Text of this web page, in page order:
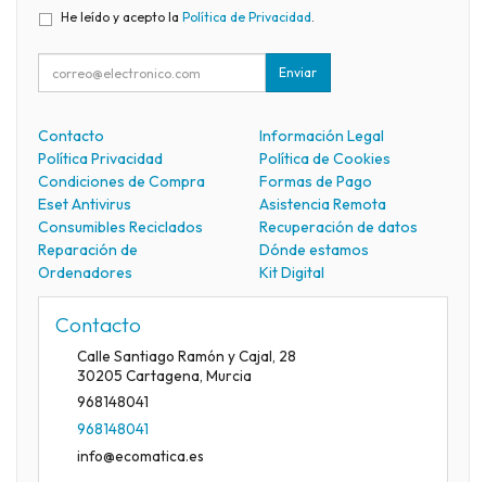
He leído y acepto la Política de Privacidad.
Enviar
Contacto
Información Legal
Política Privacidad
Política de Cookies
Condiciones de Compra
Formas de Pago
Eset Antivirus
Asistencia Remota
Consumibles Reciclados
Recuperación de datos
Reparación de
Ordenadores
Dónde estamos
Kit Digital
Contacto
Calle Santiago Ramón y Cajal, 28
30205 Cartagena, Murcia
968148041
968148041
info@ecomatica.es